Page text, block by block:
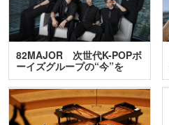
82MAJOR 次世代K-POPボ
ーイズグループの“今”を
訊…